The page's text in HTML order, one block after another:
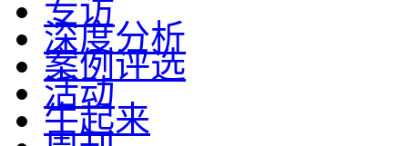
专访
深度分析
案例评选
活动
牛起来